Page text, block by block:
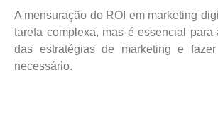
A mensuração do ROI em marketing
tarefa complexa, mas é essencial para
das estratégias de marketing e
necessário.